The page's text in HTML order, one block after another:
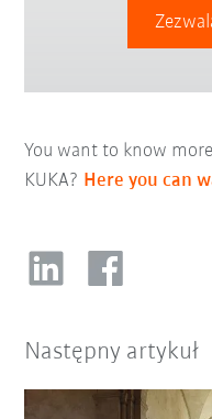
You want to know
KUKA? Here you can
Następny artykuł